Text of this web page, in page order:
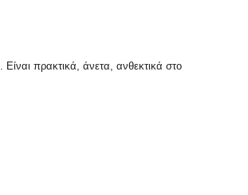
πρακτικά, άνετα, ανθεκτικά στο